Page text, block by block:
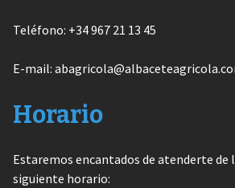
Teléfono: +34 967 21 13 45
E-mail:
Horario
Estaremos encantados de atenderte de
siguiente horario: